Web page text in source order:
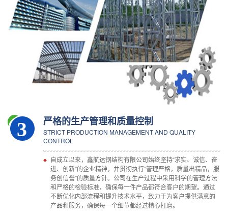
3 严格的生产管理和质量控制
STRICT PRODUCTION MANAGEMENT AND QUALITY
CONTROL
自成立以来，鑫航达钢结构有限公司始终坚持“求实、诚信、奋
进、创新”的企业精神，并贯彻执行“管理严格，质量出精品，服
务创信誉”的质量方针。公司在生产过程中采用科学的管理方法
和严格的检验标准，确保每一件产品都符合客户的期望。通过
不断优化内部流程和提升技术水平，致力于为客户提供满意的
产品和服务，确保每一个细节都经过精心打磨。